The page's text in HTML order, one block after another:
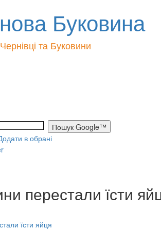
Буковина
та Буковини
в обрані
перестали їсти